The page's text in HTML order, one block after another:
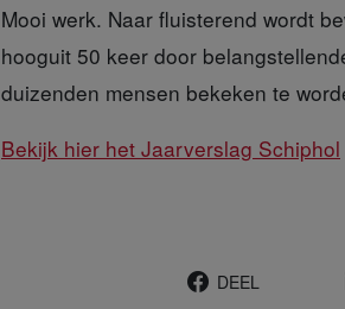
Mooi werk. Naar fluisterend wordt
hooguit 50 keer door
duizenden mensen bekeken te
Bekijk hier het Jaarverslag Schiphol
DEEL